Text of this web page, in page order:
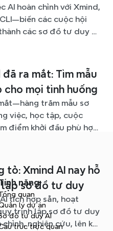
AI hoàn chỉnh với Xmind,
các cuộc hội
các sơ đồ tư duy rõ
ra mắt: Tìm mẫu
mọi tình huống
trăm mẫu sơ
việc, học tập, cuộc
điểm khởi đầu phù hợp
Xmind AI nay hỗ
sơ đồ tư duy
tích hợp sẵn, hoạt
trình lập sơ đồ tư duy
nghiên cứu, lên kế
năng
quan
lý dự án
đồ tư duy AI
trúc trực quan